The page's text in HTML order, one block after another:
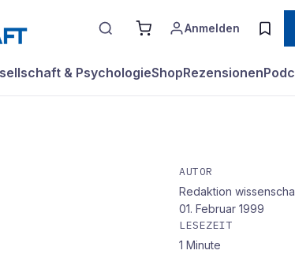
Anmelden
& PsychologieShopRezensionen
AUTOR
Redaktion
01. Februar 1999
LESEZEIT
1 Minute